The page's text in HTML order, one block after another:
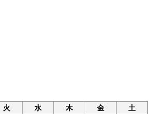
火 水 木 金 土